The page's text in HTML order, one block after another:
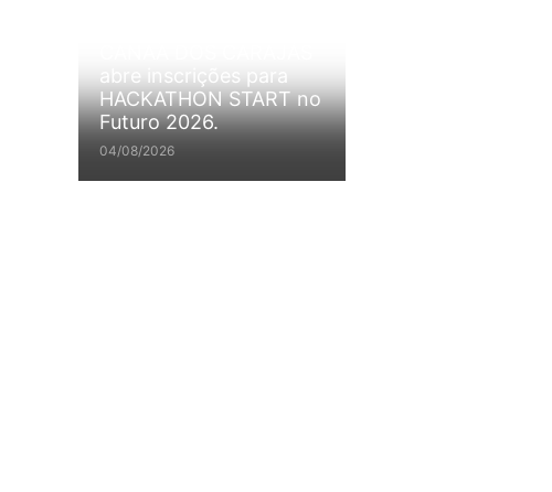
abre inscrições para
HACKATHON START no
Futuro 2026.
04/08/2026